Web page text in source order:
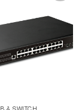
Wishlist